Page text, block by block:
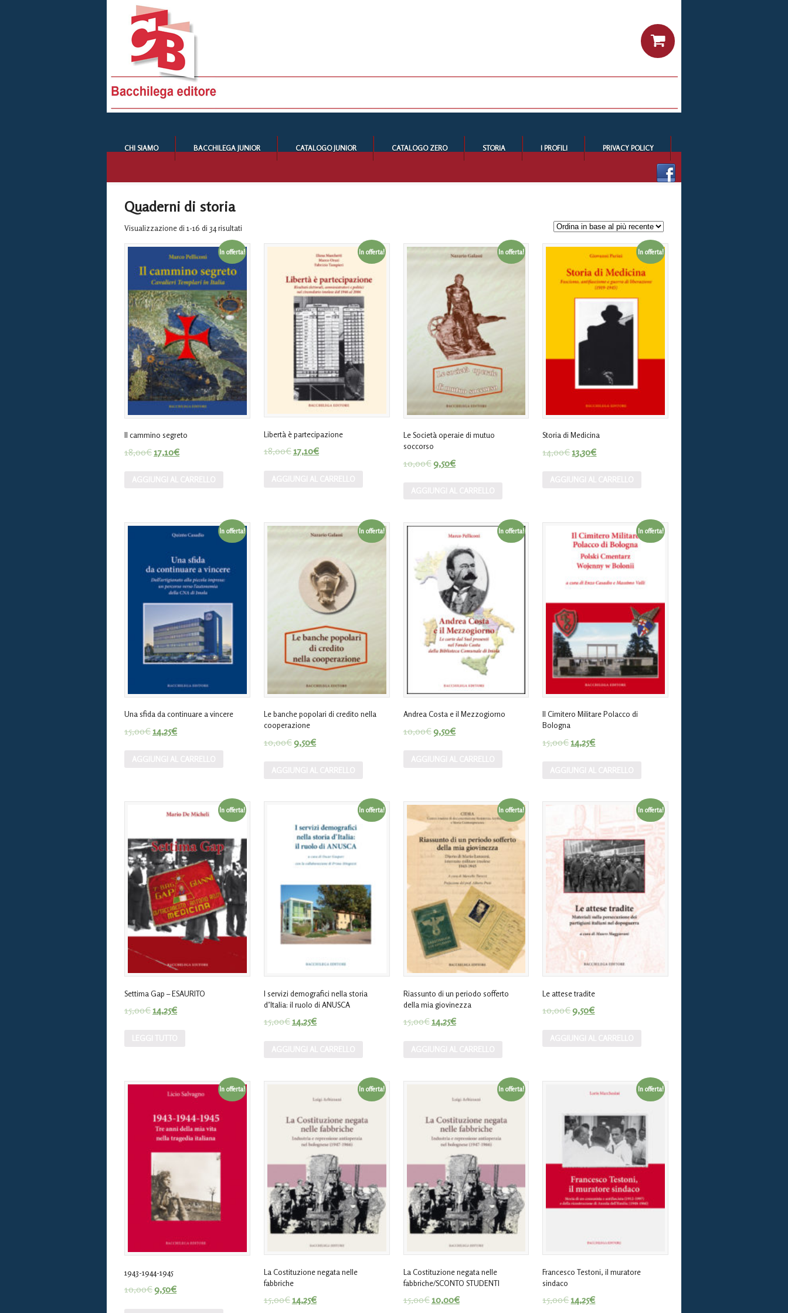
CHI SIAMO BACCHILEGA JUNIOR CATALOGO JUNIOR CATALOGO ZERO STORIA I PROFILI PRIVACY POLICY
Quaderni di storia
Visualizzazione di 1-16 di 34 risultati
In offerta!
Il cammino segreto
18,00€17,10€
In offerta!
Libertà è partecipazione
18,00€17,10€
In offerta!
Le Società operaie di mutuo
soccorso
10,00€9,50€
In offerta!
Storia di Medicina
14,00€13,30€
In offerta!
Una sfida da continuare a vincere
15,00€14,25€
In offerta!
Le banche popolari di credito nella
cooperazione
10,00€9,50€
In offerta!
Andrea Costa e il Mezzogiorno
10,00€9,50€
In offerta!
Il Cimitero Militare Polacco di
Bologna
15,00€14,25€
In offerta!
Settima Gap – ESAURITO
15,00€14,25€
In offerta!
I servizi demografici nella storia
d’Italia: il ruolo di ANUSCA
15,00€14,25€
In offerta!
Riassunto di un periodo sofferto
della mia giovinezza
15,00€14,25€
In offerta!
Le attese tradite
10,00€9,50€
In offerta!
1943-1944-1945
10,00€9,50€
In offerta!
La Costituzione negata nelle
fabbriche
15,00€14,25€
In offerta!
La Costituzione negata nelle
fabbriche/SCONTO STUDENTI
15,00€10,00€
In offerta!
Francesco Testoni, il muratore
sindaco
15,00€14,25€